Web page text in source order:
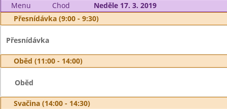
Menu Chod
Neděle 17. 3. 2019
Přesnídávka (9:00 - 9:30)
Přesnídávka
Oběd (11:00 - 14:00)
Oběd
Svačina (14:00 - 14:30)